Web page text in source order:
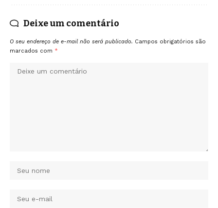
Deixe um comentário
O seu endereço de e-mail não será publicado. Campos obrigatórios são
marcados com *